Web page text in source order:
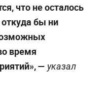
что не осталось
бы ни
время
— указал